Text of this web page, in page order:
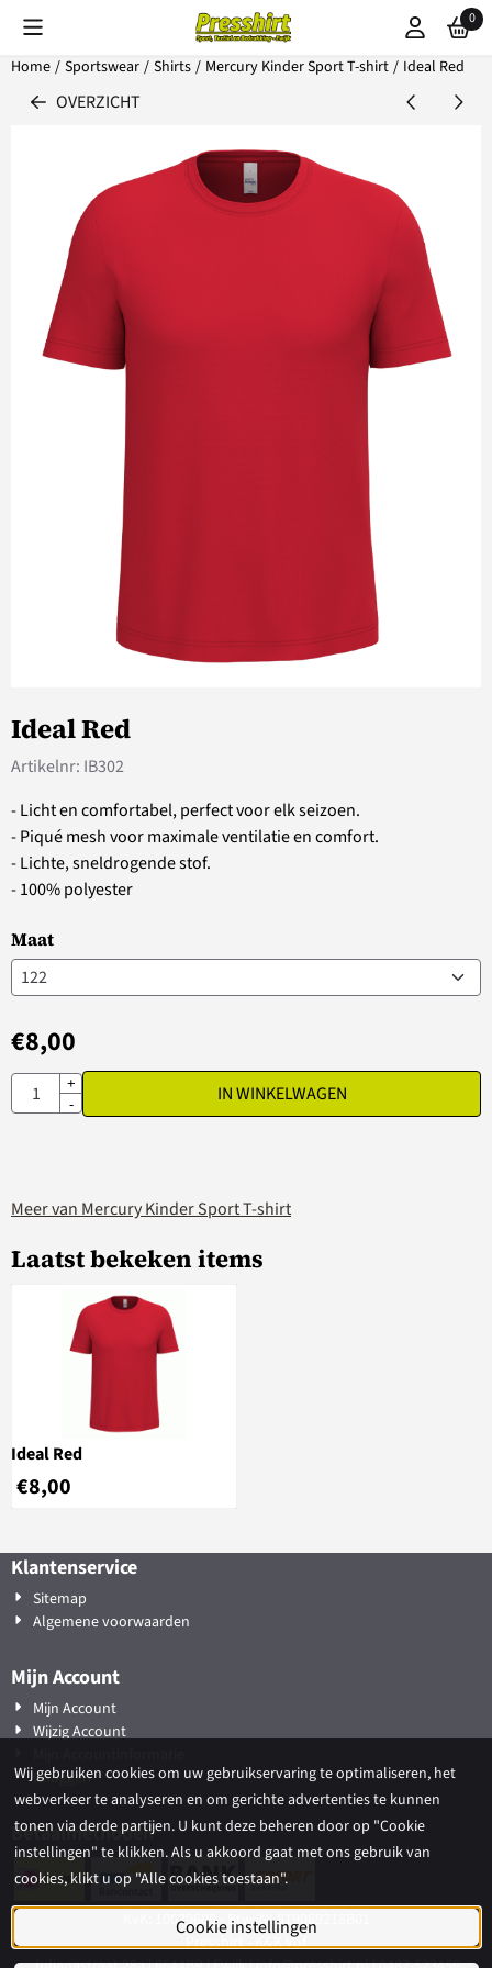
Cookievoorkeuren zijn beschikbaar. Kies instellingen of sta alle 0
Home / Sportswear / Shirts / Mercury Kinder Sport T-shirt / Ideal Red
OVERZICHT
Ideal Red
Artikelnr: IB302
- Licht en comfortabel, perfect voor elk seizoen.
- Piqué mesh voor maximale ventilatie en comfort.
- Lichte, sneldrogende stof.
- 100% polyester
Maat
€8,00
Aantal
+
-
IN WINKELWAGEN
Meer van Mercury Kinder Sport T-shirt
Laatst bekeken items
Ideal Red
€8,00
Klantenservice
Sitemap
Algemene voorwaarden
Mijn Account
Mijn Account
Wijzig Account
Inloggen
Betaalmethoden
KvK: 10039609 - Btw: NL819069218B01
Presshirt - K&K Vof
Wij gebruiken cookies om uw gebruikservaring te optimaliseren, het
webverkeer te analyseren en om gerichte advertenties te kunnen
tonen via derde partijen. U kunt deze beheren door op "Cookie
instellingen" te klikken. Als u akkoord gaat met ons gebruik van
cookies, klikt u op "Alle cookies toestaan".
Cookie instellingen